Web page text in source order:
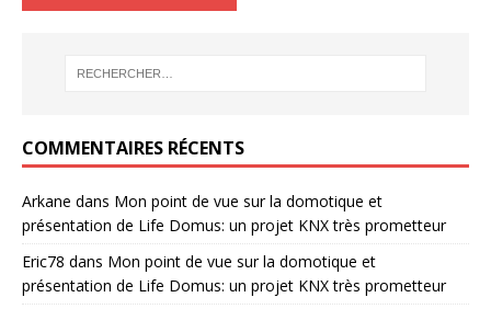
COMMENTAIRES RÉCENTS
Arkane dans Mon point de vue sur la domotique et
présentation de Life Domus: un projet KNX très prometteur
Eric78 dans Mon point de vue sur la domotique et
présentation de Life Domus: un projet KNX très prometteur